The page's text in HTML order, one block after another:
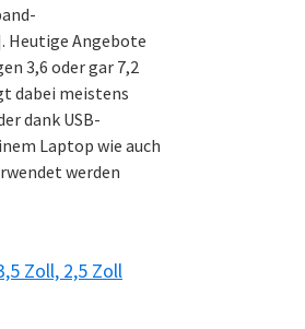
Heutige Angebote
3,6 oder gar 7,2
dabei meistens
dank USB-
Laptop wie auch
werden
Zoll, 2,5 Zoll